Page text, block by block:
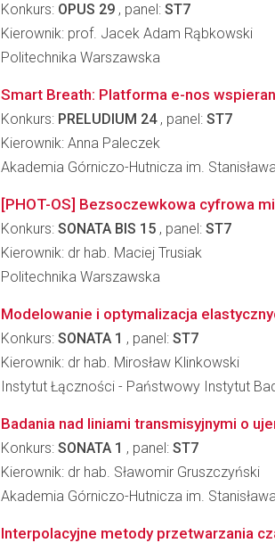
Konkurs: OPUS 29 , panel: ST7
Kierownik: prof. Jacek Adam Rąbkowski
Politechnika Warszawska
Smart Breath: Platforma e-nos
Konkurs: PRELUDIUM 24, panel: ST7
Kierownik: Anna Paleczek
Akademia Górniczo-Hutnicza im.
[PHOT-OS] Bezsoczewkowa cyfrowa
Konkurs: SONATA BIS 15 , panel: ST7
Kierownik: dr hab. Maciej Trusiak
Politechnika Warszawska
Modelowanie i optymalizacja
Konkurs: SONATA 1 , panel: ST7
Kierownik: dr hab. Mirosław Klinkowski
Instytut Łączności - Państwowy Instytut
Badania nad liniami transmisyjnymi o
Konkurs: SONATA 1 , panel: ST7
Kierownik: dr hab. Sławomir Gruszczyński
Akademia Górniczo-Hutnicza im.
Interpolacyjne metody przetwarzania